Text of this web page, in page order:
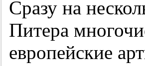
Сразу на
Питера
европейские